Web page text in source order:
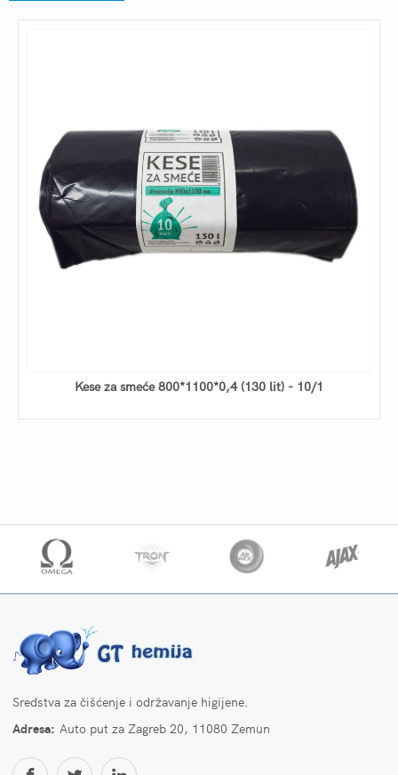
Kese za smeće 800*1100*0,4 (130 lit) - 10/1
Sredstva za čišćenje i održavanje higijene.
Adresa: Auto put za Zagreb 20, 11080 Zemun